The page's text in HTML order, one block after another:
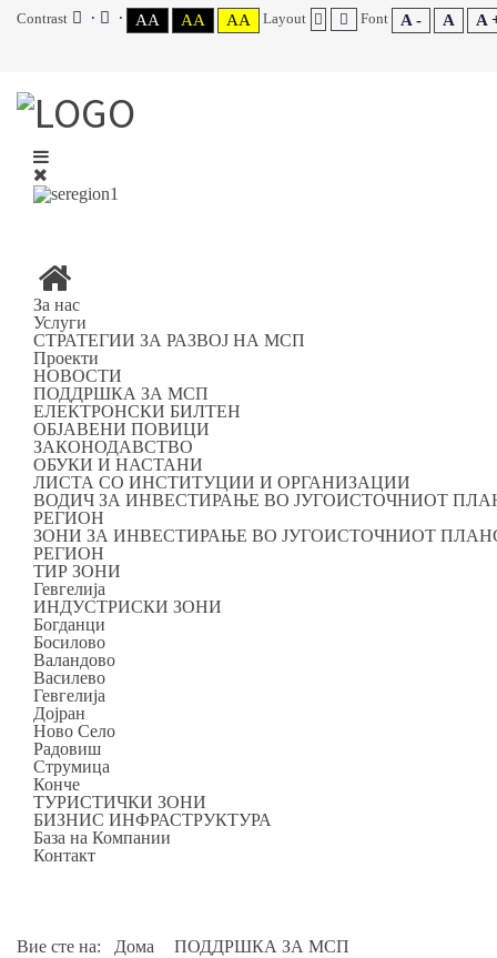
Contrast AA AA AA Layout Font A - A A
За нас
Услуги
СТРАТЕГИИ ЗА РАЗВОЈ НА МСП
Проекти
НОВОСТИ
ПОДДРШКА ЗА МСП
ЕЛЕКТРОНСКИ БИЛТЕН
ОБЈАВЕНИ ПОВИЦИ
ЗАКОНОДАВСТВО
ОБУКИ И НАСТАНИ
ЛИСТА СО ИНСТИТУЦИИ И ОРГАНИЗАЦИИ
ВОДИЧ ЗА ИНВЕСТИРАЊЕ ВО ЈУГОИСТОЧНИОТ
РЕГИОН
ЗОНИ ЗА ИНВЕСТИРАЊЕ ВО ЈУГОИСТОЧНИОТ
РЕГИОН
ТИР ЗОНИ
Гевгелија
ИНДУСТРИСКИ ЗОНИ
Богданци
Босилово
Валандово
Василево
Гевгелија
Дојран
Ново Село
Радовиш
Струмица
Конче
ТУРИСТИЧКИ ЗОНИ
БИЗНИС ИНФРАСТРУКТУРА
База на Компании
Контакт
Вие сте на: Дома
ПОДДРШКА ЗА МСП